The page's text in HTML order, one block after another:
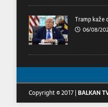
Tramp kaže
06/08/
Copyright © 2017 | BALKAN